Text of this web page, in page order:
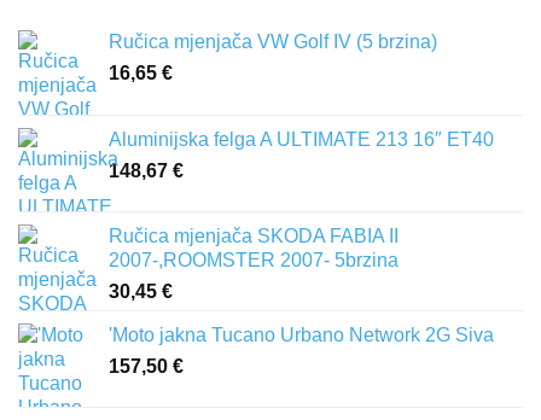
Ručica mjenjača VW Golf IV (5 brzina)
16,65 €
Aluminijska felga A ULTIMATE 213 16″ ET40
148,67 €
Ručica mjenjača SKODA FABIA II
2007-,ROOMSTER 2007- 5brzina
30,45 €
'Moto jakna Tucano Urbano Network 2G Siva
157,50 €